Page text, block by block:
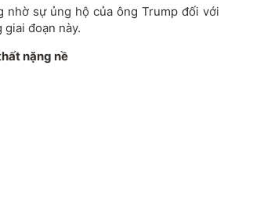
nhờ sự ủng hộ của ông Trump đối với
đoạn này.
nặng nề